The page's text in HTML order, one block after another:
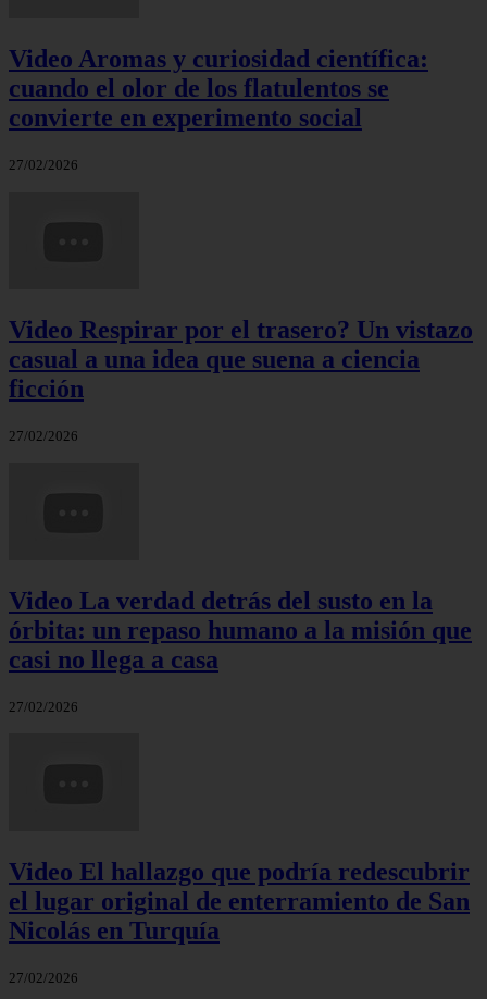
Video Aromas y curiosidad científica:
cuando el olor de los flatulentos se
convierte en experimento social
27/02/2026
Video Respirar por el trasero? Un vistazo
casual a una idea que suena a ciencia
ficción
27/02/2026
Video La verdad detrás del susto en la
órbita: un repaso humano a la misión que
casi no llega a casa
27/02/2026
Video El hallazgo que podría redescubrir
el lugar original de enterramiento de San
Nicolás en Turquía
27/02/2026